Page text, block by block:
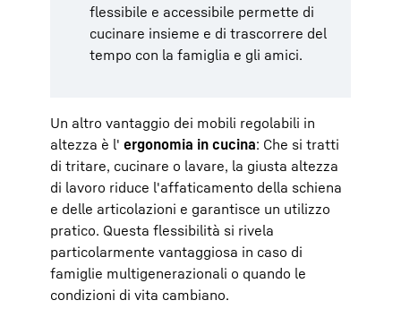
flessibile e accessibile permette di
cucinare insieme e di trascorrere del
tempo con la famiglia e gli amici.
Un altro vantaggio dei mobili regolabili in
altezza è l' ergonomia in cucina: Che si tratti
di tritare, cucinare o lavare, la giusta altezza
di lavoro riduce l'affaticamento della schiena
e delle articolazioni e garantisce un utilizzo
pratico. Questa flessibilità si rivela
particolarmente vantaggiosa in caso di
famiglie multigenerazionali o quando le
condizioni di vita cambiano.